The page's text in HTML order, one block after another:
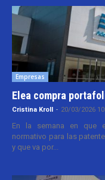
Empresas
Elea compra
Cristina Kroll - 20/03/2026
En la semana en que
normativo para las
y que va por...